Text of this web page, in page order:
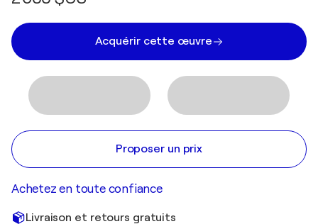
Acquérir cette œuvre
Proposer un prix
Achetez en toute confiance
Livraison et retours gratuits